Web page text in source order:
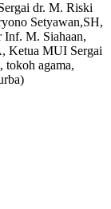
dr. M. Riski
Setyawan,SH,
M. Siahaan,
Ketua MUI Sergai
tokoh agama,